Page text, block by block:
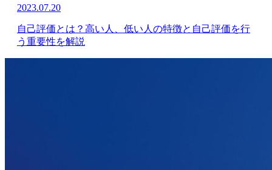
2023.07.20
自己評価とは？高い人、低い人の特徴と自己評価を行
う重要性を解説